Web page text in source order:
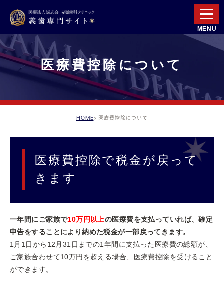
医療費控除について
HOME 医療費控除について
医療費控除で税金が戻って
きます
一年間にご家族で10万円以上の医療費を支払っていれば、確定
申告をすることにより納めた税金が一部戻ってきます。
1月1日から12月31日までの1年間に支払った医療費の総額が、
ご家族合わせて10万円を超える場合、医療費控除を受けること
ができます。